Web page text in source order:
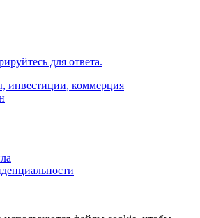
для ответа.
инвестиции, коммерция